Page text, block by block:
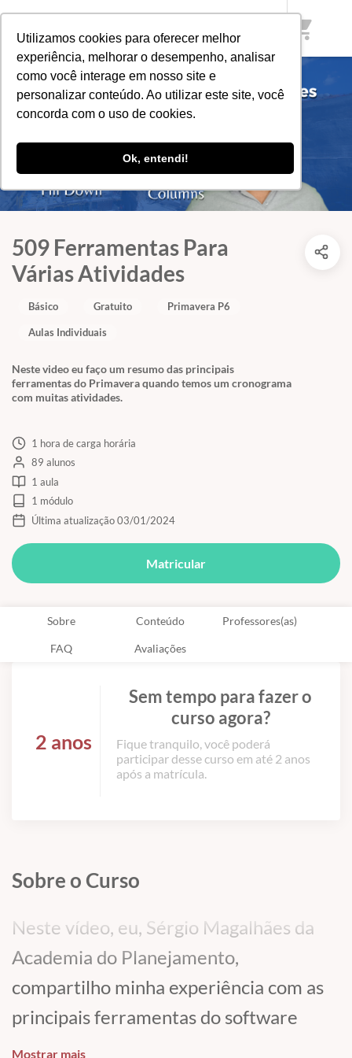
Utilizamos cookies para oferecer melhor
experiência, melhorar o desempenho, analisar
como você interage em nosso site e
personalizar conteúdo. Ao utilizar este site, você
concorda com o uso de cookies.
Ok, entendi!
shopping_cart
509 Ferramentas Para
Várias Atividades
Neste video eu faço um resumo das principais
ferramentas do Primavera quando temos um cronograma
com muitas atividades.
Básico Gratuito Primavera P6
Aulas Individuais
1 hora de carga horária
89 alunos
1 aula
1 módulo
Última atualização 03/01/2024
Matricular
Sobre Conteúdo Professores(as)
FAQ Avaliações
2 anos
Sem tempo para fazer o
curso agora?
Fique tranquilo, você poderá
participar desse curso em até 2 anos
após a matrícula.
Sobre o Curso
Neste vídeo, eu, Sérgio Magalhães da
Academia do Planejamento,
compartilho minha experiência com as
principais ferramentas do software
Primavera. Destaco a organização e o
Mostrar mais